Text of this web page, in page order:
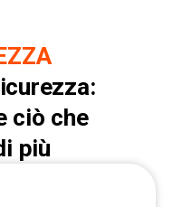
ciò che
più